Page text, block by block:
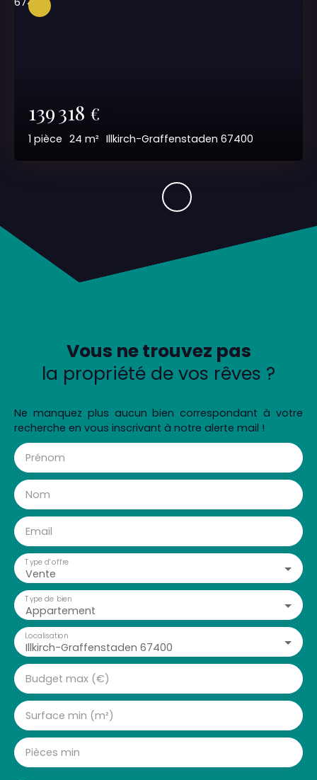
139 318 €
1 pièce 24 m² Illkirch-Graffenstaden 67400
Vous ne trouvez pas
la propriété de vos rêves ?
Ne manquez plus aucun bien correspondant à votre
recherche en vous inscrivant à notre alerte mail !
Prénom
Nom
Email
Vente
Type d'offre
Appartement
Type de bien
Illkirch-Graffenstaden 67400
Localisation
Budget max (€)
Surface min (m²)
Pièces min